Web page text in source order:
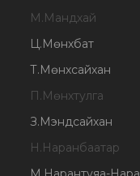
М.Мандхай
Ц.Мөнхбат
Т.Мөнхсайхан
П.Мөнхтулга
З.Мэндсайхан
Н.Наранбаатар